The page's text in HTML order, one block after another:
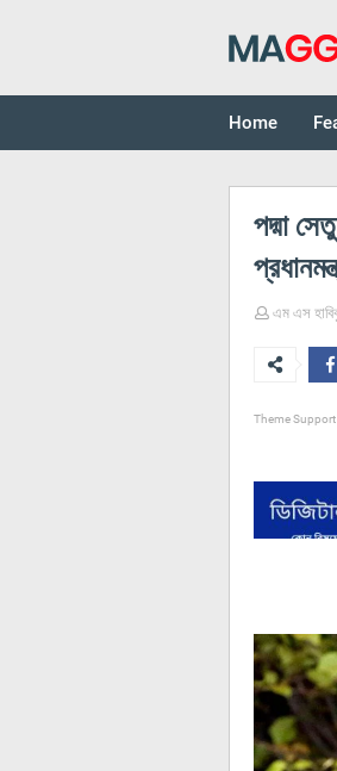
Home
পদ্মা
এম এস
Theme Support